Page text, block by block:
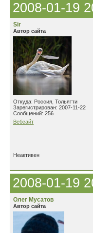
2008-01-19
Sir
Автор сайта
Откуда: Россия, Тольятти
Зарегистрирован: 2007-11-22
Сообщений: 256
Вебсайт
Неактивен
2008-01-19
Олег Мусатов
Автор сайта